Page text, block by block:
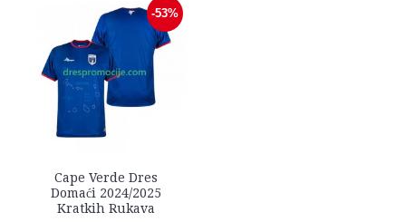
-53%
Cape Verde Dres
Domaći 2024/2025
Kratkih Rukava